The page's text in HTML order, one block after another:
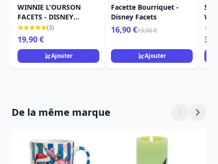
WINNIE L'OURSON
FACETS - DISNEY
FACETS (3)
19,90 €
Ajouter
Facette Bourriquet -
Disney Facets
16,90 €19,90 €
Ajouter
De la même marque